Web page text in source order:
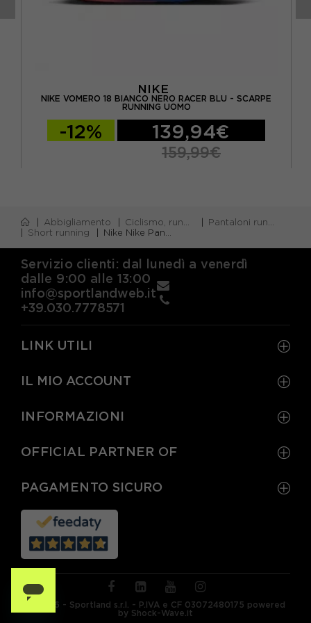
NIKE
NIKE VOMERO 18 BIANCO NERO RACER BLU - SCARPE
RUNNING UOMO
-12% 139,94€
159,99€
Abbigliamento Ciclismo, running e piscina
Pantaloni running corti
Short running
Nike Nike Pantaloncini Running 4" 2In1 Reflect Nero Reflect Argento Uomo
Servizio clienti: dal lunedì a venerdì
dalle 9:00 alle 13:00
info@sportlandweb.it
+39.030.7778571
LINK UTILI
IL MIO ACCOUNT
INFORMAZIONI
OFFICIAL PARTNER OF
PAGAMENTO SICURO
© 2026 - Sportland s.r.l. - P.IVA e CF 03072480175 powered
by Shock-Wave.it